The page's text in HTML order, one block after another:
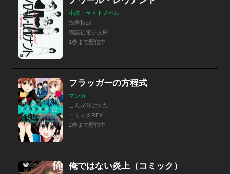
小説・ライトノベル
浅倉秋成
講談社電子文庫
1巻まで配信中
フラッガーの方程式
マンガ
こんがりぱすた
コミックREX
2巻まで配信中
俺ではない炎上（コミック）